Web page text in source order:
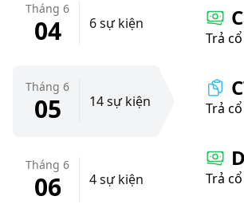
Tháng 6
04 6 sự kiện
Tháng 6
05 14 sự kiện
Tháng 6
06 4 sự kiện
Trả
Trả
Trả